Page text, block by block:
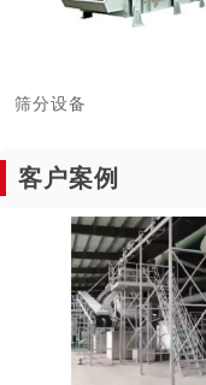
筛分设备
客户案例